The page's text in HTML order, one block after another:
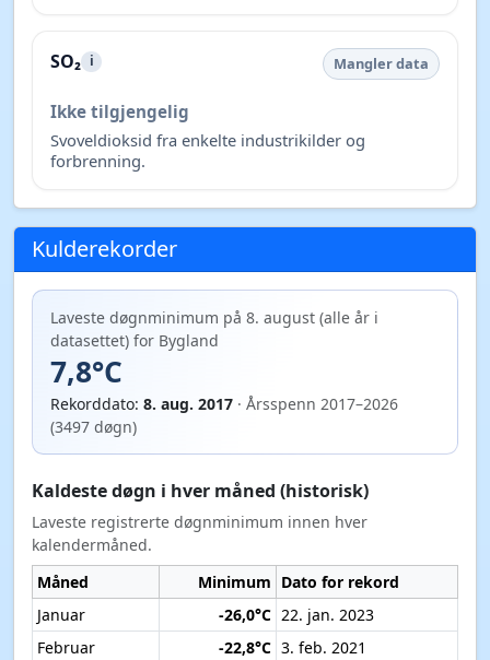
SO₂ i Mangler data
Ikke tilgjengelig
Svoveldioksid fra enkelte industrikilder og
forbrenning.
Kulderekorder
Laveste døgnminimum på 8. august (alle år i
datasettet) for Bygland
7,8°C
Rekorddato: 8. aug. 2017 · Årsspenn 2017–2026
(3497 døgn)
Kaldeste døgn i hver måned (historisk)
Laveste registrerte døgnminimum innen hver
kalendermåned.
Måned
Minimum Dato for rekord
Januar
-26,0°C 22. jan. 2023
Februar
-22,8°C 3. feb. 2021